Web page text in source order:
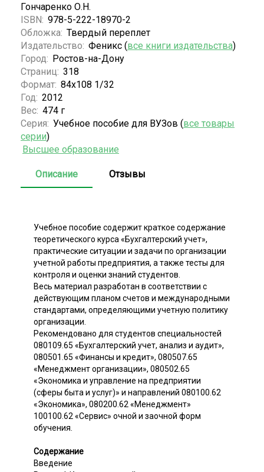
Гончаренко О.Н.
ISBN: 978-5-222-18970-2
Обложка: Твердый переплет
Издательство: Феникс (все книги издательства)
Город: Ростов-на-Дону
Страниц: 318
Формат: 84х108 1/32
Год: 2012
Вес: 474 г
Серия: Учебное пособие для ВУЗов (все товары
серии)
Высшее образование
Описание Отзывы
Учебное пособие содержит краткое содержание
теоретического курса «Бухгалтерский учет»,
практические ситуации и задачи по организации
учетной работы предприятия, а также тесты для
контроля и оценки знаний студентов.
Весь материал разработан в соответствии с
действующим планом счетов и международными
стандартами, определяющими учетную политику
организации.
Рекомендовано для студентов специальностей
080109.65 «Бухгалтерский учет, анализ и аудит»,
080501.65 «Финансы и кредит», 080507.65
«Менеджмент организации», 080502.65
«Экономика и управление на предприятии
(сферы быта и услуг)» и направлений 080100.62
«Экономика», 080200.62 «Менеджмент»
100100.62 «Сервис» очной и заочной форм
обучения.
Содержание
Введение